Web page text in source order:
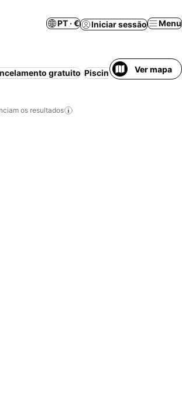
PT · € Iniciar sessão Menu
gratuito Piscina Aparthotel Wi-
Ver mapa
os resultados
favoritos
favoritos